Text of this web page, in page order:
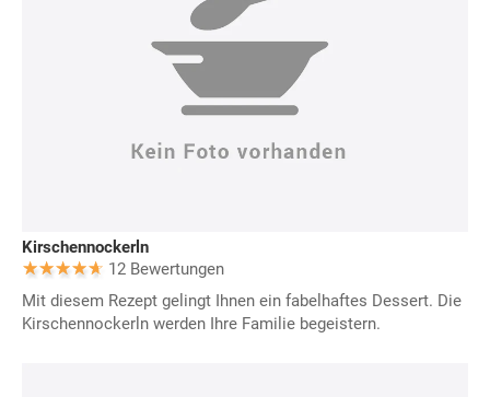
Kirschennockerln
12 Bewertungen
Mit diesem Rezept gelingt Ihnen ein fabelhaftes Dessert. Die
Kirschennockerln werden Ihre Familie begeistern.